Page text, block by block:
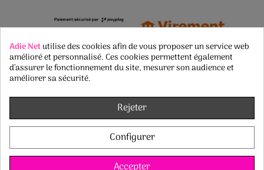
Adie Netutilise des cookies afin de vous proposer un service web
amélioré et personnalisé. Ces cookies permettent également
d’assurer le fonctionnement du site, mesurer son audience et
améliorer sa sécurité.
Rejeter
Configurer